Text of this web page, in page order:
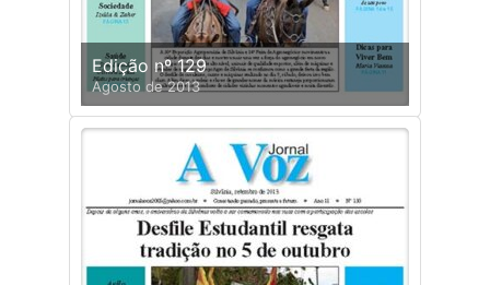
Edição nº 129
Agosto de 2013